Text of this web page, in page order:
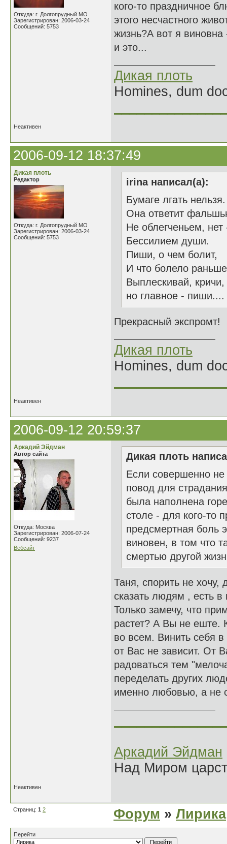
Откуда: г. Долгопрудный МО
Зарегистрирован: 2006-03-24
Сообщений: 5753
кого-то праздничное
этого несчастного
жизнь?А вот я
и это...
Дикая плоть
Homines, dum
Неактивен
2006-09-12 18:37:49
Дикая плоть
Редактор
Откуда: г. Долгопрудный МО
Зарегистрирован: 2006-03-24
Сообщений: 5753
irina написал(а):
Бумаге лгать нельзя.
Она ответит
Не облегченьем, нет
Бессилием души.
Пиши, о чем болит,
И что болело
Выплескивай, кричи,
но главное - пиши....
Прекрасный экспромт!
Дикая плоть
Homines, dum
Неактивен
2006-09-12 20:59:37
Аркадий Эйдман
Автор сайта
Откуда: Москва
Зарегистрирован: 2006-07-24
Сообщений: 9237
Вебсайт
Дикая плоть
Если совершенно не
повод для
была наполнена
столе - для кого-то
предсмертная боль
виновен, в том что
смертью другой
Таня, спорить не хочу,
сказать людям , есть в
Только замечу, что
растет? А Вы не еште.
во всем. Винить себя
от Вас не зависит. От
радоваться тем
переделать других
именно любовью, а не
Аркадий Эйдман
Над Миром
Неактивен
Страниц: 1 2 Форум » Лирика
Перейти